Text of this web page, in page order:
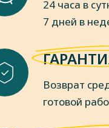
24 часа в
7 дней в
Возврат
готовой